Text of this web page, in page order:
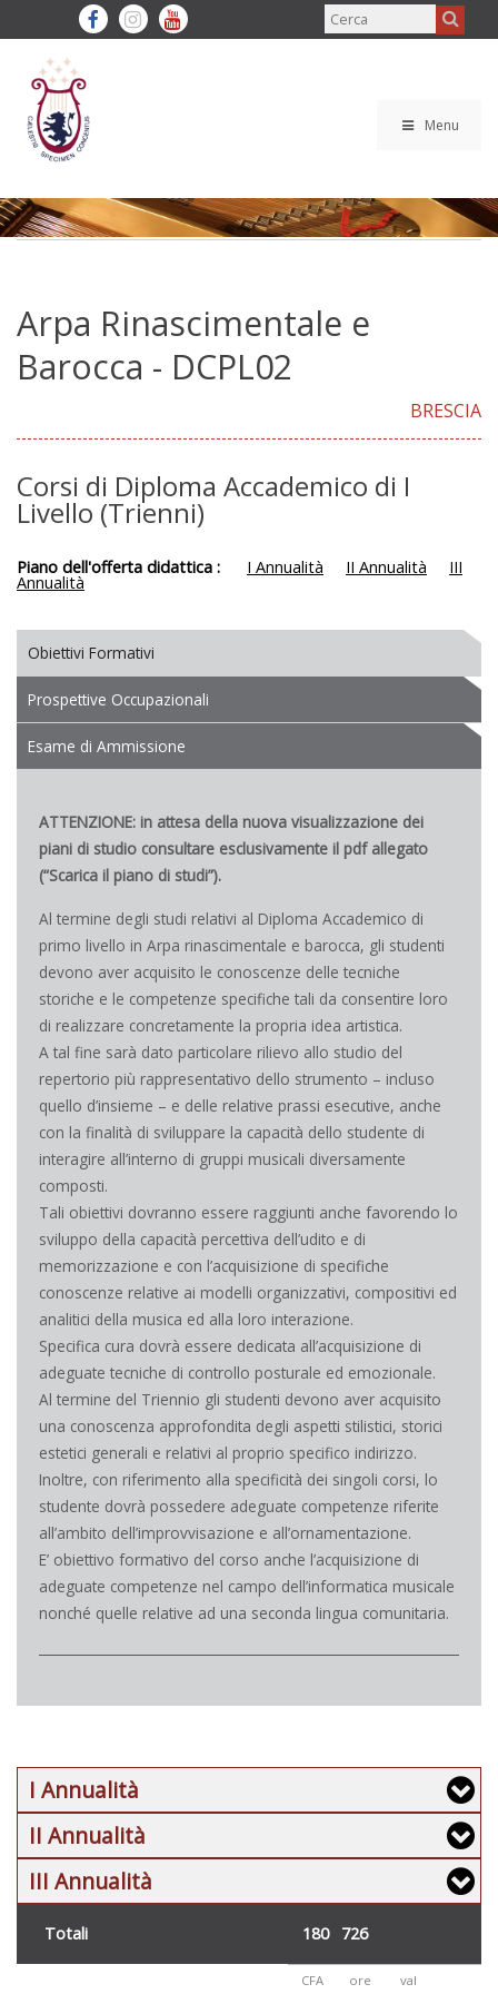
Menu
Arpa Rinascimentale e
Barocca - DCPL02
BRESCIA
Corsi di Diploma Accademico di I
Livello (Trienni)
Piano dell'offerta didattica : I Annualità II Annualità III
Annualità
Obiettivi Formativi
Prospettive Occupazionali
Esame di Ammissione
ATTENZIONE: in attesa della nuova visualizzazione dei
piani di studio consultare esclusivamente il pdf allegato
(“Scarica il piano di studi”).
Al termine degli studi relativi al Diploma Accademico di
primo livello in Arpa rinascimentale e barocca, gli studenti
devono aver acquisito le conoscenze delle tecniche
storiche e le competenze specifiche tali da consentire loro
di realizzare concretamente la propria idea artistica.
A tal fine sarà dato particolare rilievo allo studio del
repertorio più rappresentativo dello strumento – incluso
quello d’insieme – e delle relative prassi esecutive, anche
con la finalità di sviluppare la capacità dello studente di
interagire all’interno di gruppi musicali diversamente
composti.
Tali obiettivi dovranno essere raggiunti anche favorendo lo
sviluppo della capacità percettiva dell’udito e di
memorizzazione e con l’acquisizione di specifiche
conoscenze relative ai modelli organizzativi, compositivi ed
analitici della musica ed alla loro interazione.
Specifica cura dovrà essere dedicata all’acquisizione di
adeguate tecniche di controllo posturale ed emozionale.
Al termine del Triennio gli studenti devono aver acquisito
una conoscenza approfondita degli aspetti stilistici, storici
estetici generali e relativi al proprio specifico indirizzo.
Inoltre, con riferimento alla specificità dei singoli corsi, lo
studente dovrà possedere adeguate competenze riferite
all’ambito dell’improvvisazione e all’ornamentazione.
E’ obiettivo formativo del corso anche l’acquisizione di
adeguate competenze nel campo dell’informatica musicale
nonché quelle relative ad una seconda lingua comunitaria.
I Annualità
Formazione di base
codice / settore
artistico-disciplinare
CFA
18 114
II Annualità
Formazione di base
codice / settore
III Annualità
Totali 180 726
CFA ore val